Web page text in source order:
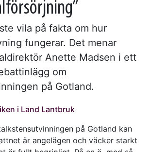
vila på fakta om hur
fungerar. Det menar
Anette Madsen i ett
om
på Gotland.
i Land Lantbruk
på Gotland kan
är angelägen och väcker starkt